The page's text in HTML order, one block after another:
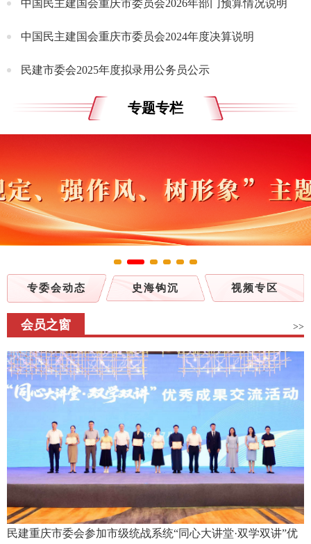
中国民主建国会重庆市委员会2026年部门预算情况说明
中国民主建国会重庆市委员会2024年度决算说明
民建市委会2025年度拟录用公务员公示
专题专栏
专委会动态 史海钩沉 视频专区
会员之窗 >>
民建重庆市委会参加市级统战系统“同心大讲堂·双学双讲”优